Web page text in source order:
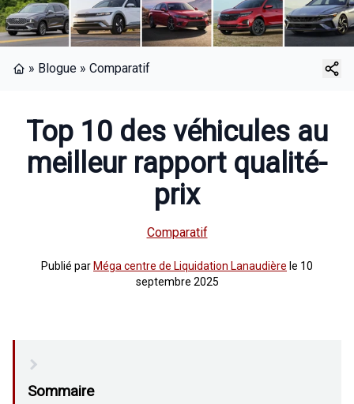
» Blogue » Comparatif
Top 10 des véhicules au
meilleur rapport qualité-
prix
Comparatif
Publié par Méga centre de Liquidation Lanaudière le 10
septembre 2025